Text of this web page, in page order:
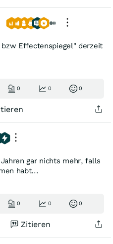
Effectenspiegel" derzeit
0 0 0
gar nichts mehr, falls
habt...
0 0 0
Zitieren